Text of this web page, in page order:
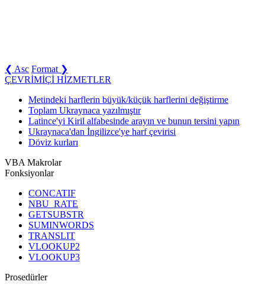
❮ Asc Format ❯
ÇEVRİMİÇİ HİZMETLER
Metindeki harflerin büyük/küçük harflerini değiştirme
Toplam Ukraynaca yazılmıştır
Latince'yi Kiril alfabesinde arayın ve bunun tersini yapın
Ukraynaca'dan İngilizce'ye harf çevirisi
Döviz kurları
VBA Makrolar
Fonksiyonlar
CONCATIF
NBU_RATE
GETSUBSTR
SUMINWORDS
TRANSLIT
VLOOKUP2
VLOOKUP3
Prosedürler